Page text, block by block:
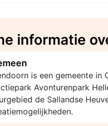
informatie
is een gemeente in
Avonturenpark
de Sallandse